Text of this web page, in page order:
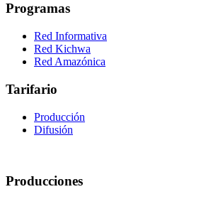
Programas
Red Informativa
Red Kichwa
Red Amazónica
Tarifario
Producción
Difusión
Producciones